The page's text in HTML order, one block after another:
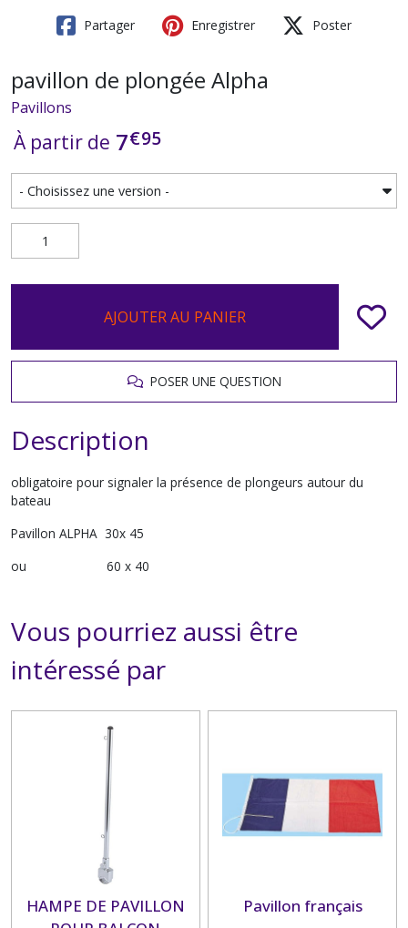
Partager Enregistrer Poster
pavillon de plongée Alpha
Pavillons
À partir de 7€95
AJOUTER AU PANIER
POSER UNE QUESTION
Description
obligatoire pour signaler la présence de plongeurs autour du
bateau
Pavillon ALPHA 30x 45
ou 60 x 40
Vous pourriez aussi être
intéressé par
HAMPE DE PAVILLON
Pavillon français